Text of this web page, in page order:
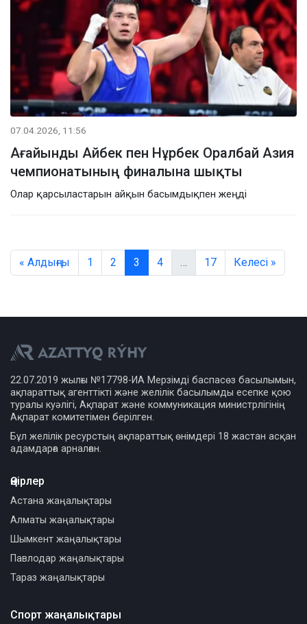
07.04.2026, 11:56
Ағайынды Айбек пен Нұрбек Оралбай Азия
чемпионатының финалына шықты
Олар қарсыластарын айқын басымдықпен жеңді
« Алдыңғы 1 2 3 4 17 Келесі »
22.07.2019 жылғы №17798-ИА Мерзімді баспасөз басылымын,
ақпараттық агенттікті және желілік басылымды есепке қою
туралы куәлігі, Ақпарат және коммуникация министрлігінің
Ақпарат комитетімен берілген.
Бұл желілік ресурстың ақпараттық өнімдері 18 жастан асқан
адамдарға арналған.
Өңірлер
Астана жаңалықтары
Алматы жаңалықтары
Шымкент жаңалықтары
Павлодар жаңалықтары
Тараз жаңалықтары
Спорт жаңалықтары